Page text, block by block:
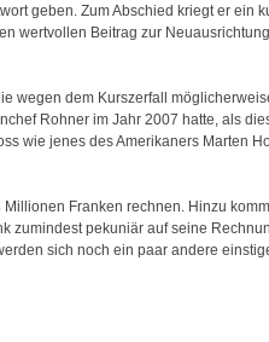
geben. Zum Abschied kriegt er ein
wertvollen Beitrag zur
wegen dem Kurszerfall
Rohner im Jahr 2007 hatte, als
wie jenes des Amerikaners Marten
Franken rechnen. Hinzu
zumindest pekuniär auf seine
sich noch ein paar andere